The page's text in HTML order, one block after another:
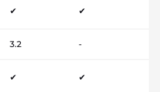
✔ ✔
3.2 -
✔ ✔